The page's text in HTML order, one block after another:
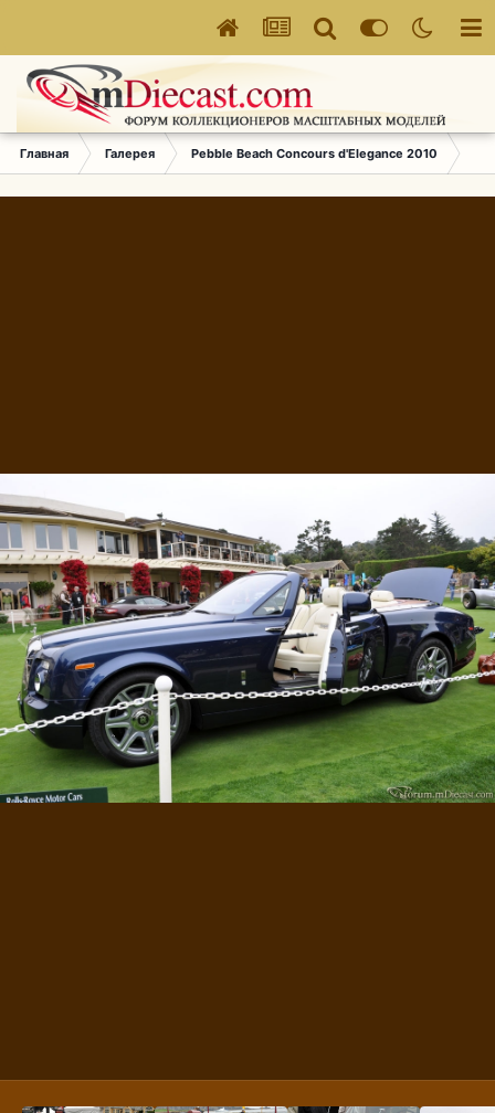
Главная Галерея Pebble Beach Concours d'Elegance 2010